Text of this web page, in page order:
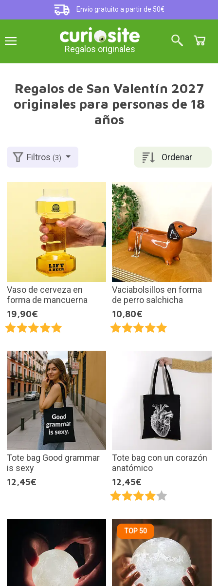
Envío gratuito a partir de 50€
Regalos originales
Regalos de San Valentín 2027
originales para personas de 18
años
Ordenar
Filtros(3)
Vaso de cerveza en
forma de mancuerna
19,90€
Vaciabolsillos en forma
de perro salchicha
10,80€
Tote bag Good grammar
is sexy
12,45€
Tote bag con un corazón
anatómico
12,45€
TOP 50